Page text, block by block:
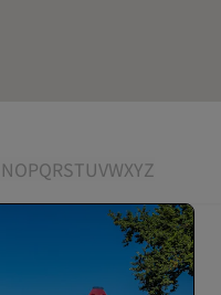
NOPQRSTUVWXYZ